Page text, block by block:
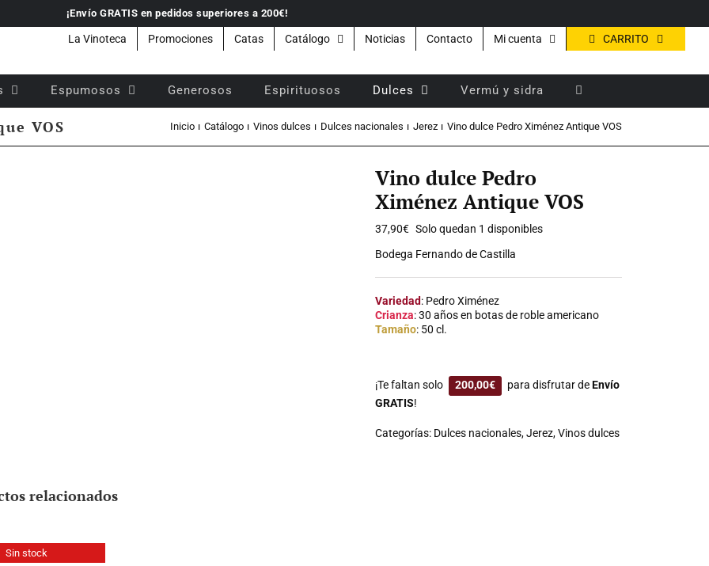
¡Envío GRATIS en pedidos superiores a 200€!
La Vinoteca Promociones Catas Catálogo Noticias Contacto Mi cuenta CARRITO
Espumosos Generosos Espirituosos Dulces Vermú y sidra
VOS Inicio Catálogo Vinos dulces Dulces nacionales Jerez Vino dulce Pedro Ximénez Antique VOS
Vino dulce Pedro
Ximénez Antique VOS
37,90€ Solo quedan 1 disponibles
Bodega Fernando de Castilla
Variedad: Pedro Ximénez
Crianza: 30 años en botas de roble americano
Tamaño: 50 cl.
¡Te faltan solo 200,00€ para disfrutar deEnvío
GRATIS!
Categorías: Dulces nacionales,Jerez,Vinos dulces
relacionados
Sin stock